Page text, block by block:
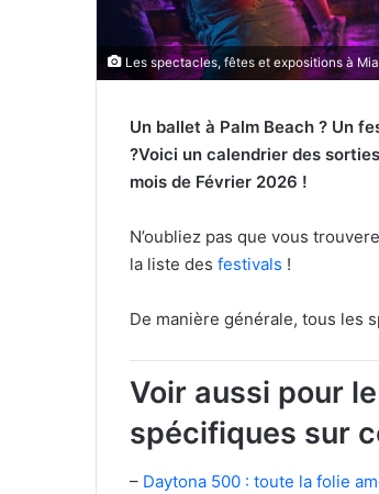
Les spectacles, fêtes et expositions à
Un ballet à Palm Beach ? Un
?Voici un calendrier des
mois de Février 2026 !
N’oubliez pas que vous
la liste des festivals !
De manière générale, tous les
Voir aussi pour
spécifiques sur
– Daytona 500 : toute la folie